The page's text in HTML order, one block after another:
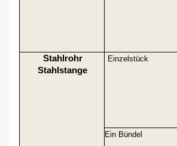
Stahlrohr
Stahlstange
Einzelstück
Ein Bündel